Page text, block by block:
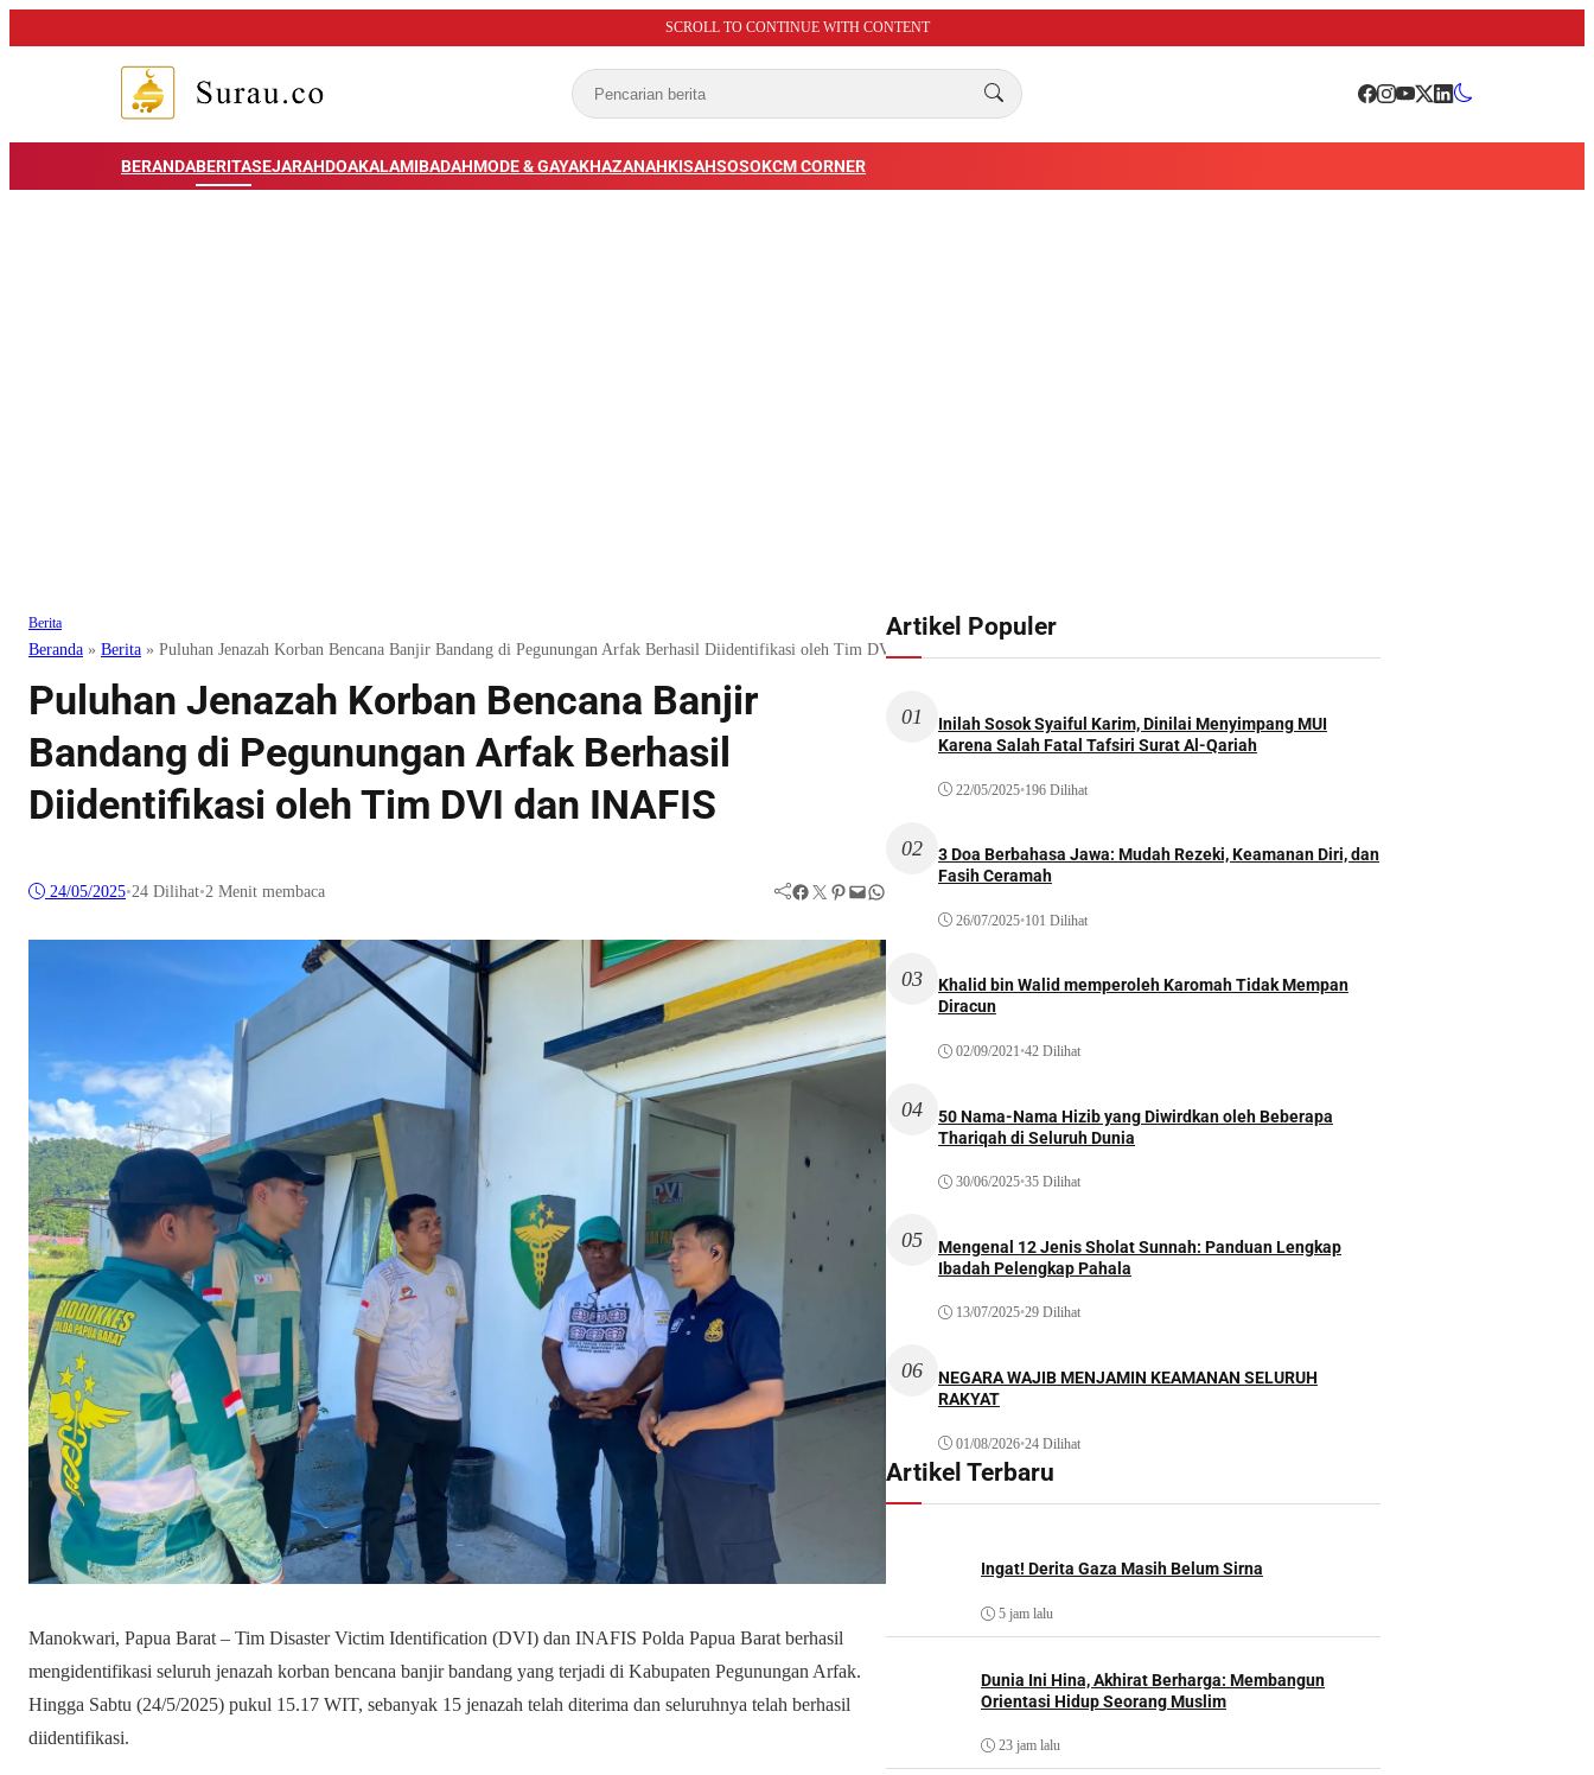
SCROLL TO CONTINUE WITH CONTENT
BERANDABERITASEJARAHDOAKALAMIBADAHMODE & GAYAKHAZANAHKISAHSOSOKCM CORNER
Berita
Beranda » Berita » Puluhan Jenazah Korban Bencana Banjir Bandang di Pegunungan Arfak Berhasil Diidentifikasi oleh Tim DVI dan INAFIS
Puluhan Jenazah Korban Bencana Banjir
Bandang di Pegunungan Arfak Berhasil
Diidentifikasi oleh Tim DVI dan INAFIS
24/05/2025•24 Dilihat•2 Menit membaca Facebook Twitter Pinterest Mail WhatsApp
Manokwari, Papua Barat – Tim Disaster Victim Identification (DVI) dan INAFIS Polda Papua Barat berhasil
mengidentifikasi seluruh jenazah korban bencana banjir bandang yang terjadi di Kabupaten Pegunungan Arfak.
Hingga Sabtu (24/5/2025) pukul 15.17 WIT, sebanyak 15 jenazah telah diterima dan seluruhnya telah berhasil
diidentifikasi.
Artikel Populer
01
Inilah Sosok Syaiful Karim, Dinilai Menyimpang MUI
Karena Salah Fatal Tafsiri Surat Al-Qariah
22/05/2025•196 Dilihat
02
3 Doa Berbahasa Jawa: Mudah Rezeki, Keamanan Diri, dan
Fasih Ceramah
26/07/2025•101 Dilihat
03
Khalid bin Walid memperoleh Karomah Tidak Mempan
Diracun
02/09/2021•42 Dilihat
04
50 Nama-Nama Hizib yang Diwirdkan oleh Beberapa
Thariqah di Seluruh Dunia
30/06/2025•35 Dilihat
05
Mengenal 12 Jenis Sholat Sunnah: Panduan Lengkap
Ibadah Pelengkap Pahala
13/07/2025•29 Dilihat
06
NEGARA WAJIB MENJAMIN KEAMANAN SELURUH
RAKYAT
01/08/2026•24 Dilihat
Artikel Terbaru
Ingat! Derita Gaza Masih Belum Sirna
5 jam lalu
Dunia Ini Hina, Akhirat Berharga: Membangun
Orientasi Hidup Seorang Muslim
23 jam lalu